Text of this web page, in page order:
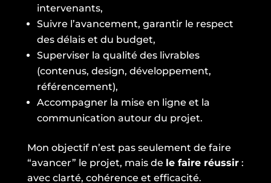
intervenants,
Suivre l’avancement, garantir le respect
des délais et du budget,
Superviser la qualité des livrables
(contenus, design, développement,
référencement),
Accompagner la mise en ligne et la
communication autour du projet.
Mon objectif n’est pas seulement de faire
“avancer” le projet, mais de le faire réussir:
avec clarté, cohérence et efficacité.